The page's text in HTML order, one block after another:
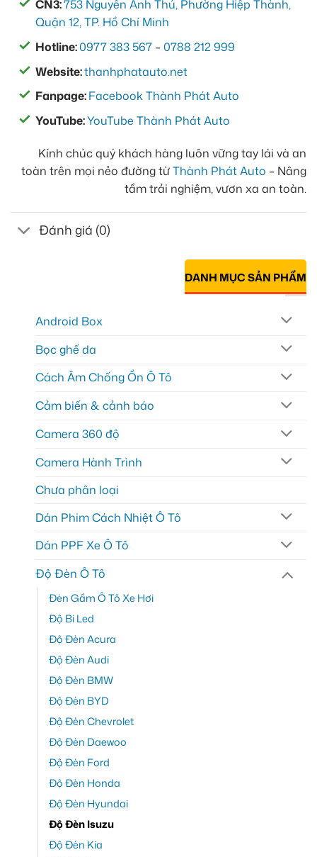
CN3:753 Nguyễn Ảnh Thủ, Phường Hiệp Thành,
Quận 12, TP. Hồ Chí Minh
Hotline:0977 383 567 –0788 212 999
Website:thanhphatauto.net
Fanpage:Facebook Thành Phát Auto
YouTube:YouTube Thành Phát Auto
Kính chúc quý khách hàng luôn vững tay lái và an
toàn trên mọi nẻo đường từThành Phát Auto – Nâng
tầm trải nghiệm, vươn xa an toàn.
Đánh giá (0)
DANH MỤC SẢN PHẨM
Android Box
Bọc ghế da
Cách Âm Chống Ồn Ô Tô
Cảm biến & cảnh báo
Camera 360 độ
Camera Hành Trình
Chưa phân loại
Dán Phim Cách Nhiệt Ô Tô
Dán PPF Xe Ô Tô
Độ Đèn Ô Tô
Đèn Gầm Ô Tô Xe Hơi
Độ Bi Led
Độ Đèn Acura
Độ Đèn Audi
Độ Đèn BMW
Độ Đèn BYD
Độ Đèn Chevrolet
Độ Đèn Daewoo
Độ Đèn Ford
Độ Đèn Honda
Độ Đèn Hyundai
Độ Đèn Isuzu
Độ Đèn Kia